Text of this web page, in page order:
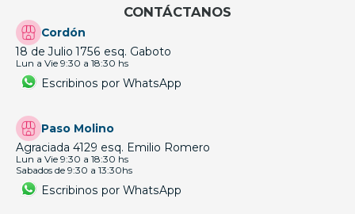
CONTÁCTANOS
Cordón
18 de Julio 1756 esq. Gaboto
Lun a Vie 9:30 a 18:30 hs
Escribinos por WhatsApp
Paso Molino
Agraciada 4129 esq. Emilio Romero
Lun a Vie 9:30 a 18:30 hs
Sabados de 9:30 a 13:30hs
Escribinos por WhatsApp